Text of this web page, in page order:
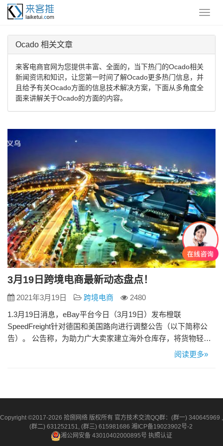
Ocado 相关文章
来客电商官网为您提供丰富、全面的，当下热门的Ocado相关
新闻资讯和知识，让您第一时间了解Ocado更多热门信息，并
且给予有关Ocado方面的信息技术解决方案，下面从多角度全
面来讲解关于Ocado的方面的内容。
3月19日跨境电商最新动态盘点！
2021年3月19日 跨境电商
2480
1.3月19日消息，eBay平台今日（3月19日）发布橙联
SpeedFreight针对德国和美国路向进行调整公告（以下简称公
告）。 公告称，为助力广大卖家建立海外仓库存，将货物轻松
销往全球，橙联针对德国及美国路向的特价仓服务，新增空运
阅读更多»
Copyright ©2017-2026 拾捌网络 版权所有 官方技术交流QQ群：(群一) 340645969 ,
(群二) 631252151, (群三) 615981686 湘ICP备19023902号-2
湘公网安备 43010402000895号 执照认证